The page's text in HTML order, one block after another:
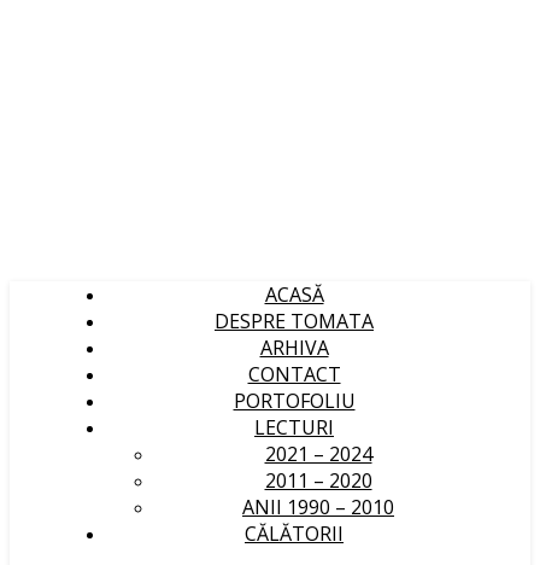
ACASĂ
DESPRE TOMATA
ARHIVA
CONTACT
PORTOFOLIU
LECTURI
2021 – 2024
2011 – 2020
ANII 1990 – 2010
CĂLĂTORII